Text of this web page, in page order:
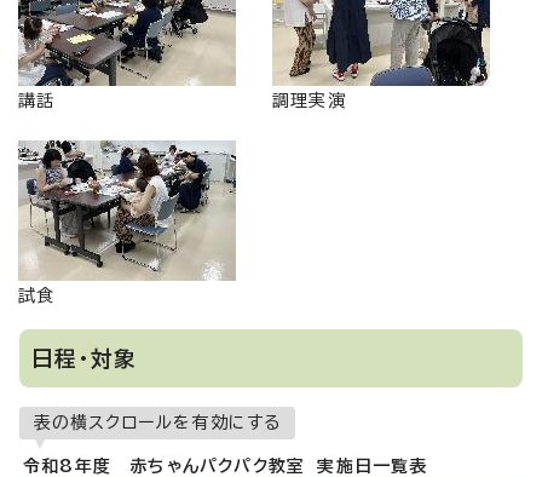
講話 調理実演
試食
日程・対象
表の横スクロールを有効にする
令和8年度 赤ちゃんパクパク教室 実施日一覧表